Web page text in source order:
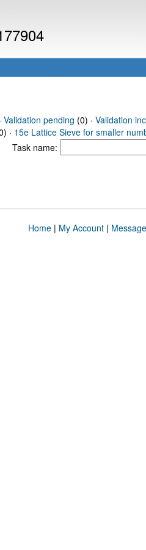
Validation pending (0) · Validation
· 15e Lattice Sieve for smaller
Task name:
Home| My Account|